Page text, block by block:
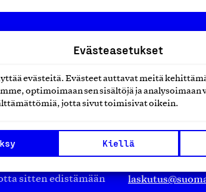
Evästeasetukset
evästeitä. Evästeet auttavat meitä
optimoimaan sen sisältöjä ja analysoimaan
jotta sivut toimisivat oikein.
Kiellä
kansainvälisiin
sitten edistämään
Suomalainen
Eteläranta 14,
Finland